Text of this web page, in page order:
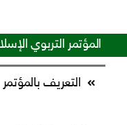
المؤتمر التربوي
التعريف بالمؤتمر